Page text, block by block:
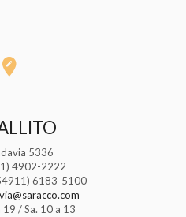
5336
4902-2222
6183-5100
19 / Sa. 10 a 13